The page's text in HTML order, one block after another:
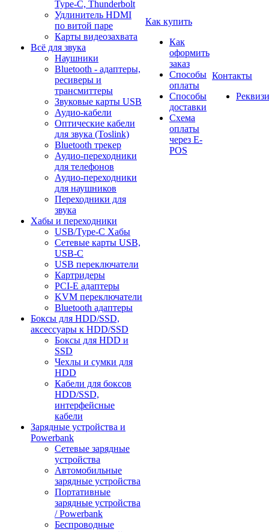
Type-C, Thunderbolt
Удлинитель HDMI
по витой паре
Карты видеозахвата
Всё для звука
Наушники
Bluetooth - адаптеры,
ресиверы и
трансмиттеры
Звуковые карты USB
Аудио-кабели
Оптические кабели
для звука (Toslink)
Bluetooth трекер
Аудио-переходники
для телефонов
Аудио-переходники
для наушников
Переходники для
звука
Хабы и переходники
USB/Type-C Хабы
Сетевые карты USB,
USB-C
USB переключатели
Картридеры
PCI-E адаптеры
KVM переключатели
Bluetooth адаптеры
Боксы для HDD/SSD,
аксессуары к HDD/SSD
Боксы для HDD и
SSD
Чехлы и сумки для
HDD
Кабели для боксов
HDD/SSD,
интерфейсные
кабели
Зарядные устройства и
Powerbank
Сетевые зарядные
устройства
Автомобильные
зарядные устройства
Портативные
зарядные устройства
/ Powerbank
Беспроводные
Как купить
Как
оформить
заказ
Способы
оплаты
Способы
доставки
Схема
оплаты
через E-
POS
Контакты